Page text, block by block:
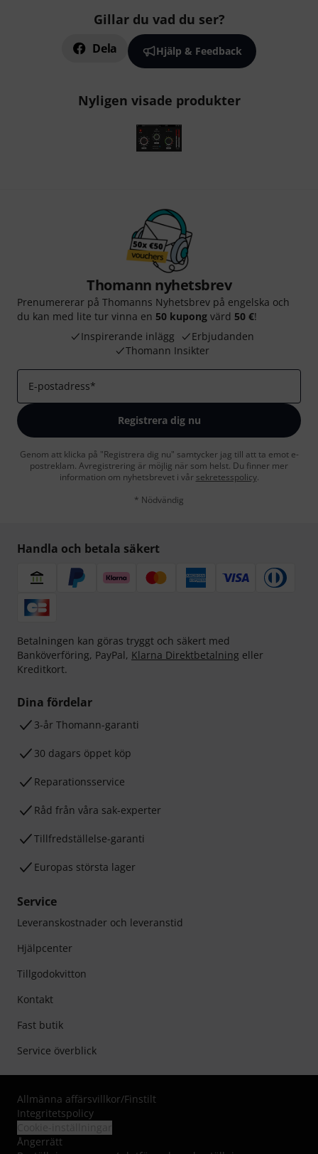
Gillar du vad du ser?
Dela Hjälp & Feedback
Nyligen visade produkter
Thomann nyhetsbrev
Prenumererar på Thomanns Nyhetsbrev på engelska och
du kan med lite tur vinna en 50 kupong värd 50 €!
Inspirerande inlägg
Erbjudanden
Thomann Insikter
E-postadress*
Registrera dig nu
Genom att klicka på "Registrera dig nu" samtycker jag till att ta emot e-
postreklam. Avregistrering är möjlig när som helst. Du finner mer
information om nyhetsbrevet i vår sekretesspolicy.
* Nödvändig
Handla och betala säkert
Betalningen kan göras tryggt och säkert med
Banköverföring, PayPal, Klarna Direktbetalning eller
Kreditkort.
Dina fördelar
3-år Thomann-garanti
30 dagars öppet köp
Reparationsservice
Råd från våra sak-experter
Tillfredställelse-garanti
Europas största lager
Service
Leveranskostnader och leveranstid
Hjälpcenter
Tillgodokvitton
Kontakt
Fast butik
Service överblick
Allmänna affärsvillkor/Finstilt
Integritetspolicy
Ångerrätt